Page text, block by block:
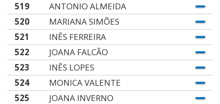
519
ANTONIO ALMEIDA
520
MARIANA SIMÕES
521
INÊS FERREIRA
522
JOANA FALCÃO
523
INÊS LOPES
524
MONICA VALENTE
525
JOANA INVERNO